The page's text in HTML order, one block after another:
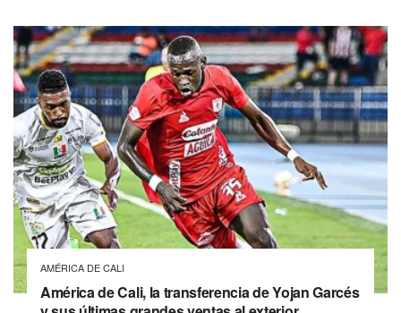
AMÉRICA DE CALI
América de Cali, la transferencia de Yojan Garcés